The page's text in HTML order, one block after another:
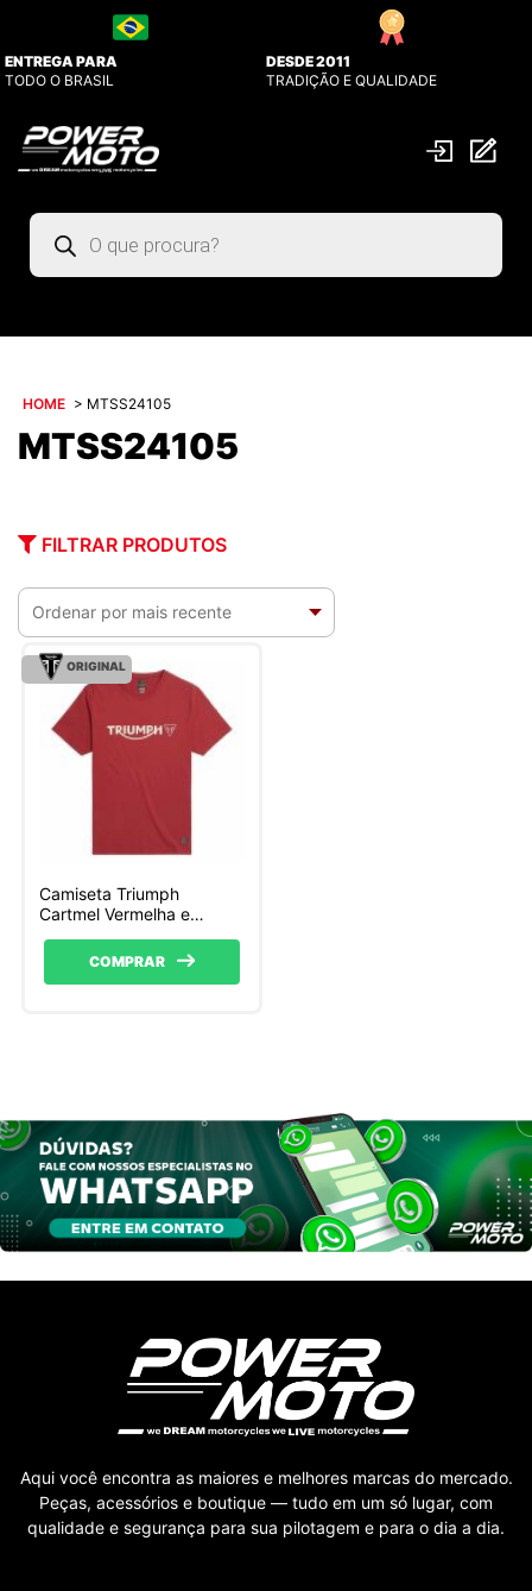
ENTREGA PARA
TODO O BRASIL
DESDE 2011
TRADIÇÃO E QUALIDADE
Pesquisar
produtos
HOME > MTSS24105
MTSS24105
FILTRAR PRODUTOS
ORIGINAL
Camiseta Triumph
Cartmel Vermelha e
COMPRAR
Aqui você encontra as maiores e melhores marcas do mercado.
Peças, acessórios e boutique — tudo em um só lugar, com
qualidade e segurança para sua pilotagem e para o dia a dia.